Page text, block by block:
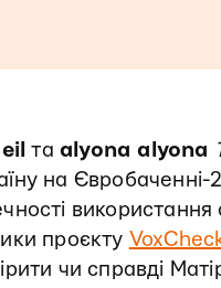
таalyona alyona
на
проєкту
чи справді